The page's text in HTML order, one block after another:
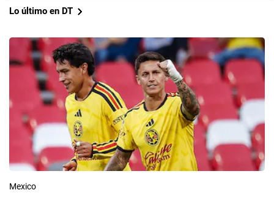
Lo último en DT
Mexico